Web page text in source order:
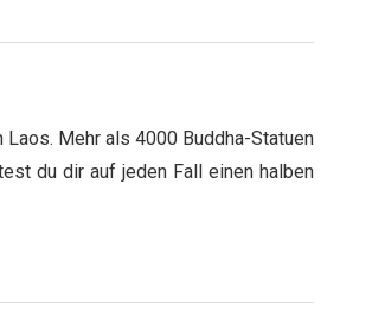
Mehr als 4000 Buddha-Statuen
du dir auf jeden Fall einen halben